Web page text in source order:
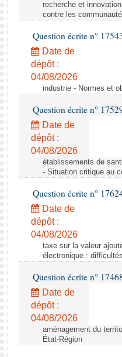
Baromètre de l’application
Dossiers législatifs
Budget et sécurité sociale
Questions écrites et orales
Comptes rendus des
recherche et
contre les
Question écrite n°
Date de
dépôt :
04/08/2026
industrie - Normes et
Question écrite n°
Date de
dépôt :
04/08/2026
établissements de
- Situation critique au
Question écrite n°
Date de
dépôt :
04/08/2026
taxe sur la valeur
électronique :
Question écrite n°
Date de
dépôt :
04/08/2026
aménagement du
État-Région